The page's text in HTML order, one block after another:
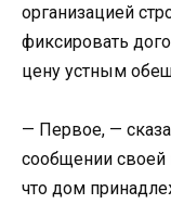
организацией
фиксировать
цену устным
— Первое, —
сообщении своей
что дом